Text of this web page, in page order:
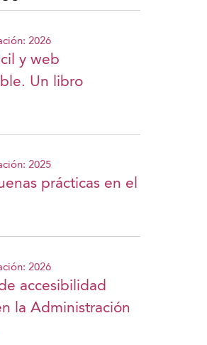
2026
y web
Un libro
2025
prácticas en el
2026
accesibilidad
la Administración